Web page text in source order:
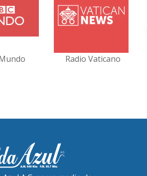
Radio Vaticano